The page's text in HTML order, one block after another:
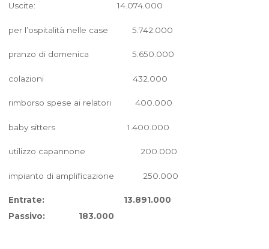
Uscite: 14.074.000
per l’ospitalità nelle case 5.742.000
pranzo di domenica 5.650.000
colazioni 432.000
rimborso spese ai relatori 400.000
baby sitters 1.400.000
utilizzo capannone 200.000
impianto di amplificazione 250.000
Entrate: 13.891.000
Passivo: 183.000